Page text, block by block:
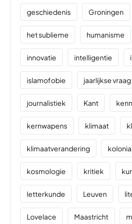
geschiedenis Groningen
het sublieme humanisme
innovatie intelligentie
islamofobie jaarlijkse vraag
journalistiek Kant
kernwapens klimaat
klimaatverandering
kosmologie kritiek
letterkunde Leuven
Lovelace Maastricht